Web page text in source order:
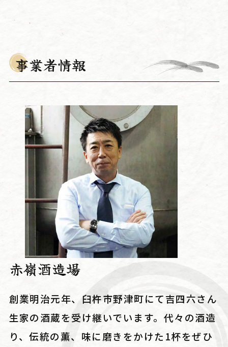
事業者情報
赤嶺酒造場
創業明治元年、臼杵市野津町にて吉四六さん
生家の酒蔵を受け継いでいます。代々の酒造
り、伝統の薫、味に磨きをかけた1杯をぜひ